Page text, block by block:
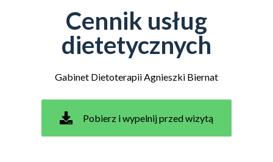
Cennik usług
dietetycznych
Gabinet Dietoterapii Agnieszki Biernat
Pobierz i wypelnij przed wizytą